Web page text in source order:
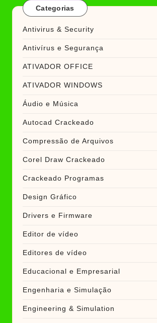
Categorias
Antivirus & Security
Antivírus e Segurança
ATIVADOR OFFICE
ATIVADOR WINDOWS
Áudio e Música
Autocad Crackeado
Compressão de Arquivos
Corel Draw Crackeado
Crackeado Programas
Design Gráfico
Drivers e Firmware
Editor de vídeo
Editores de vídeo
Educacional e Empresarial
Engenharia e Simulação
Engineering & Simulation